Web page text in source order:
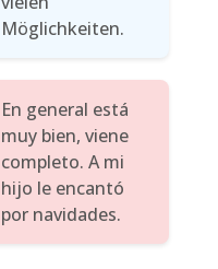
Möglichkeiten.
En general está
muy bien, viene
completo. A mi
hijo le encantó
por navidades.